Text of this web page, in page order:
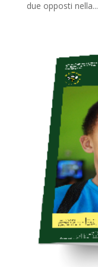
due opposti nella...